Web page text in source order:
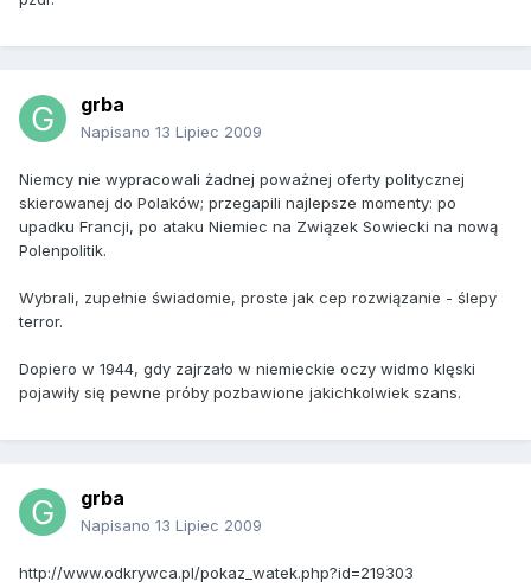
grba
Napisano 13 Lipiec 2009
Niemcy nie wypracowali żadnej poważnej oferty politycznej
skierowanej do Polaków; przegapili najlepsze momenty: po
upadku Francji, po ataku Niemiec na Związek Sowiecki na nową
Polenpolitik.
Wybrali, zupełnie świadomie, proste jak cep rozwiązanie - ślepy
terror.
Dopiero w 1944, gdy zajrzało w niemieckie oczy widmo klęski
pojawiły się pewne próby pozbawione jakichkolwiek szans.
grba
Napisano 13 Lipiec 2009
http://www.odkrywca.pl/pokaz_watek.php?id=219303